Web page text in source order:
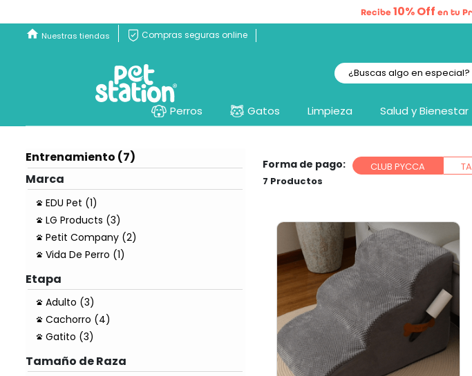
Recibe10% Off en tu
Nuestras tiendas Compras seguras online
Perros Gatos Limpieza Salud y Bienestar
Entrenamiento (7)
Marca
EDU Pet (1)
LG Products (3)
Petit Company (2)
Vida De Perro (1)
Etapa
Adulto (3)
Cachorro (4)
Gatito (3)
Tamaño de Raza
Forma de pago: CLUB PYCCA
7